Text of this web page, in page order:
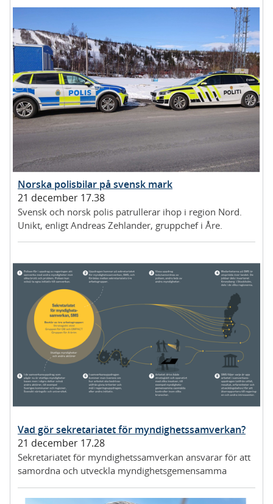
Norska polisbilar på svensk mark
21 december 17.38
Svensk och norsk polis patrullerar ihop i region Nord.
Unikt, enligt Andreas Zehlander, gruppchef i Åre.
Vad gör sekretariatet för myndighetssamverkan?
21 december 17.28
Sekretariatet för myndighetssamverkan ansvarar för att
samordna och utveckla myndighetsgemensamma